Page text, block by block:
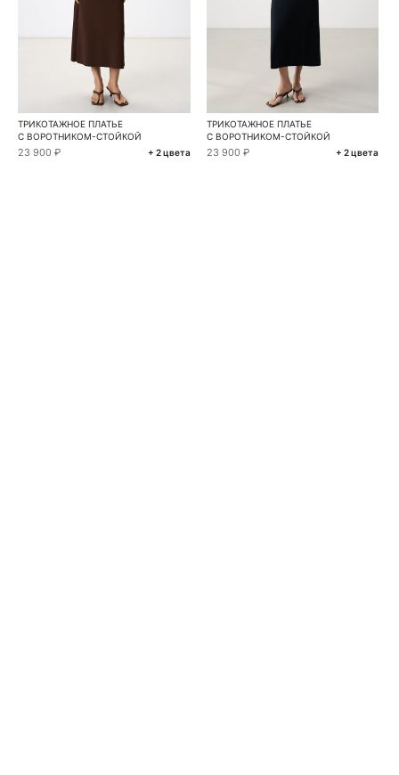
ТРИКОТАЖНОЕ ПЛАТЬЕ
С ВОРОТНИКОМ-СТОЙКОЙ
23 900 ₽ + 2 цвета
ТРИКОТАЖНОЕ ПЛАТЬЕ
С ВОРОТНИКОМ-СТОЙКОЙ
23 900 ₽ + 2 цвета